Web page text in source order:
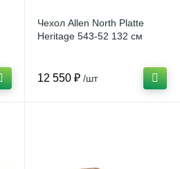
Чехол Allen North Platte
Heritage 543-52 132 см
12 550 ₽ /шт